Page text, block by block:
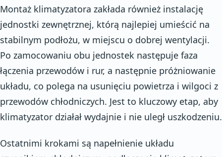
Montaż klimatyzatora zakłada również instalację
jednostki zewnętrznej, którą najlepiej umieścić na
stabilnym podłożu, w miejscu o dobrej wentylacji.
Po zamocowaniu obu jednostek następuje faza
łączenia przewodów i rur, a następnie próżniowanie
układu, co polega na usunięciu powietrza i wilgoci z
przewodów chłodniczych. Jest to kluczowy etap, aby
klimatyzator działał wydajnie i nie uległ uszkodzeniu.
Ostatnimi krokami są napełnienie układu